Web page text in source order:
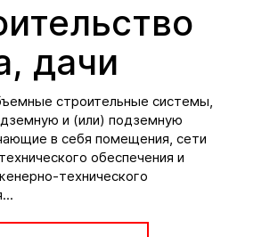
дачи
строительные системы,
и (или) подземную
в себя помещения, сети
обеспечения и
технического